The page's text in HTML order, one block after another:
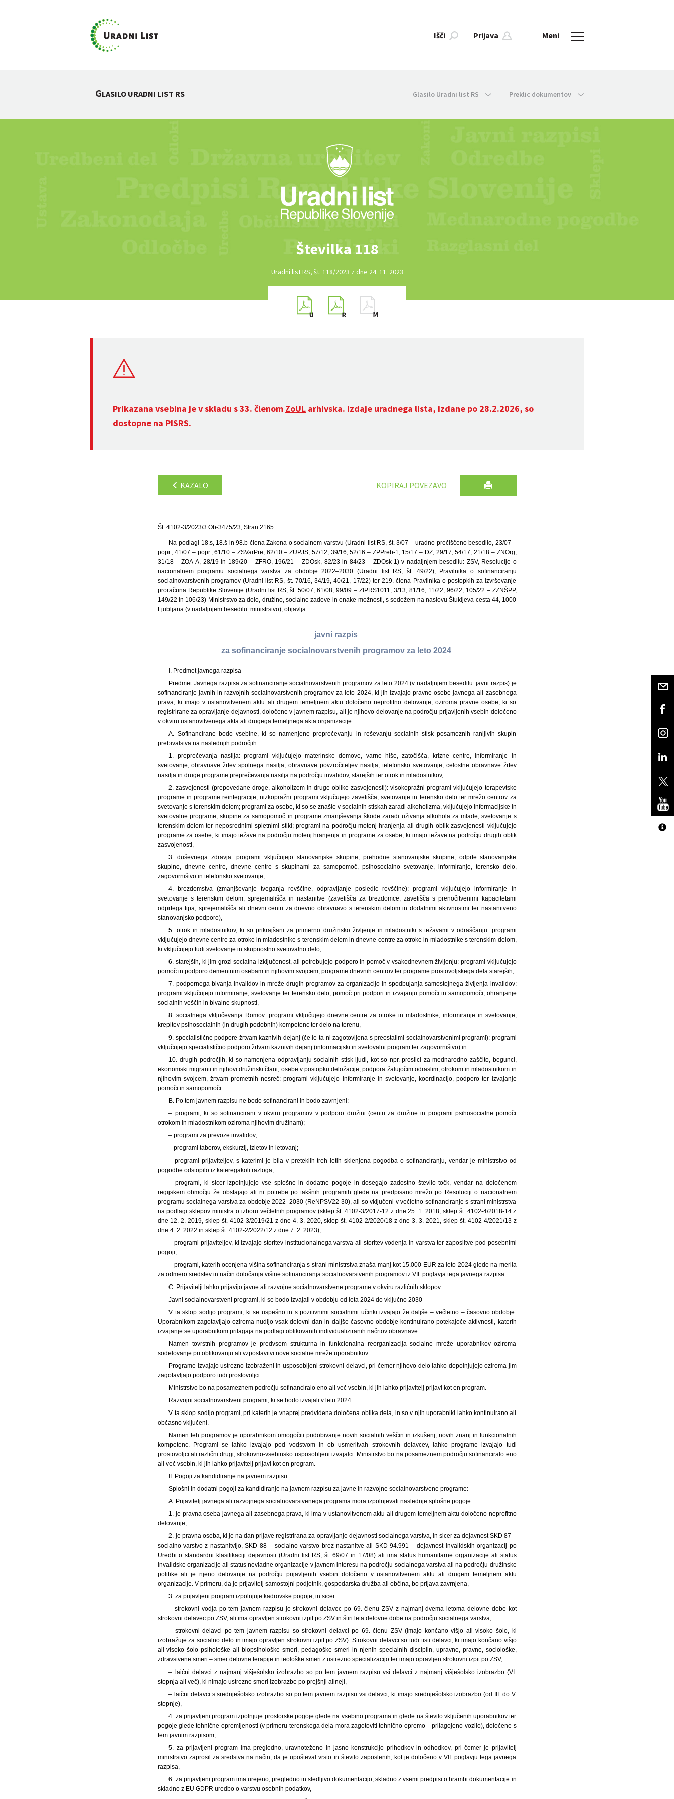
Išči Prijava Meni
GLASILO URADNI LIST RS Glasilo Uradni list RS Preklic dokumentov
Številka 118
Uradni list RS, št. 118/2023 z dne 24. 11. 2023
Prikazana vsebina je v skladu s 33. členom ZoUL arhivska. Izdaje uradnega lista, izdane po 28.2.2026, so
dostopne na PISRS.
KAZALO KOPIRAJ POVEZAVO
Št. 4102-3/2023/3 Ob-3475/23, Stran 2165
Na podlagi 18.s, 18.š in 98.b člena Zakona o socialnem varstvu (Uradni list RS, št. 3/07 – uradno prečiščeno besedilo, 23/07 –
popr., 41/07 – popr., 61/10 – ZSVarPre, 62/10 – ZUPJS, 57/12, 39/16, 52/16 – ZPPreb-1, 15/17 – DZ, 29/17, 54/17, 21/18 – ZNOrg,
31/18 – ZOA-A, 28/19 in 189/20 – ZFRO, 196/21 – ZDOsk, 82/23 in 84/23 – ZDOsk-1) v nadaljnjem besedilu: ZSV, Resolucije o
nacionalnem programu socialnega varstva za obdobje 2022–2030 (Uradni list RS, št. 49/22), Pravilnika o sofinanciranju
socialnovarstvenih programov (Uradni list RS, št. 70/16, 34/19, 40/21, 17/22) ter 219. člena Pravilnika o postopkih za izvrševanje
proračuna Republike Slovenije (Uradni list RS, št. 50/07, 61/08, 99/09 – ZIPRS1011, 3/13, 81/16, 11/22, 96/22, 105/22 – ZZNŠPP,
149/22 in 106/23) Ministrstvo za delo, družino, socialne zadeve in enake možnosti, s sedežem na naslovu Štukljeva cesta 44, 1000
Ljubljana (v nadaljnjem besedilu: ministrstvo), objavlja
javni razpis
za sofinanciranje socialnovarstvenih programov za leto 2024
I. Predmet javnega razpisa
Predmet Javnega razpisa za sofinanciranje socialnovarstvenih programov za leto 2024 (v nadaljnjem besedilu: javni razpis) je
sofinanciranje javnih in razvojnih socialnovarstvenih programov za leto 2024, ki jih izvajajo pravne osebe javnega ali zasebnega
prava, ki imajo v ustanovitvenem aktu ali drugem temeljnem aktu določeno neprofitno delovanje, oziroma pravne osebe, ki so
registrirane za opravljanje dejavnosti, določene v javnem razpisu, ali je njihovo delovanje na področju prijavljenih vsebin določeno
v okviru ustanovitvenega akta ali drugega temeljnega akta organizacije.
A. Sofinancirane bodo vsebine, ki so namenjene preprečevanju in reševanju socialnih stisk posameznih ranljivih skupin
prebivalstva na naslednjih področjih:
1. preprečevanja nasilja: programi vključujejo materinske domove, varne hiše, zatočišča, krizne centre, informiranje in
svetovanje, obravnave žrtev spolnega nasilja, obravnave povzročiteljev nasilja, telefonsko svetovanje, celostne obravnave žrtev
nasilja in druge programe preprečevanja nasilja na področju invalidov, starejših ter otrok in mladostnikov,
2. zasvojenosti (prepovedane droge, alkoholizem in druge oblike zasvojenosti): visokopražni programi vključujejo terapevtske
programe in programe reintegracije; nizkopražni programi vključujejo zavetišča, svetovanje in terensko delo ter mrežo centrov za
svetovanje s terenskim delom; programi za osebe, ki so se znašle v socialnih stiskah zaradi alkoholizma, vključujejo informacijske in
svetovalne programe, skupine za samopomoč in programe zmanjševanja škode zaradi uživanja alkohola za mlade, svetovanje s
terenskim delom ter neposrednimi spletnimi stiki; programi na področju motenj hranjenja ali drugih oblik zasvojenosti vključujejo
programe za osebe, ki imajo težave na področju motenj hranjenja in programe za osebe, ki imajo težave na področju drugih oblik
zasvojenosti,
3. duševnega zdravja: programi vključujejo stanovanjske skupine, prehodne stanovanjske skupine, odprte stanovanjske
skupine, dnevne centre, dnevne centre s skupinami za samopomoč, psihosocialno svetovanje, informiranje, terensko delo,
zagovorništvo in telefonsko svetovanje,
4. brezdomstva (zmanjševanje tveganja revščine, odpravljanje posledic revščine): programi vključujejo informiranje in
svetovanje s terenskim delom, sprejemališča in nastanitve (zavetišča za brezdomce, zavetišča s prenočitvenimi kapacitetami
odprtega tipa, sprejemališča ali dnevni centri za dnevno obravnavo s terenskim delom in dodatnimi aktivnostmi ter nastanitveno
stanovanjsko podporo),
5. otrok in mladostnikov, ki so prikrajšani za primerno družinsko življenje in mladostniki s težavami v odraščanju: programi
vključujejo dnevne centre za otroke in mladostnike s terenskim delom in dnevne centre za otroke in mladostnike s terenskim delom,
ki vključujejo tudi svetovanje in skupnostno svetovalno delo,
6. starejših, ki jim grozi socialna izključenost, ali potrebujejo podporo in pomoč v vsakodnevnem življenju: programi vključujejo
pomoč in podporo dementnim osebam in njihovim svojcem, programe dnevnih centrov ter programe prostovoljskega dela starejših,
7. podpornega bivanja invalidov in mreže drugih programov za organizacijo in spodbujanja samostojnega življenja invalidov:
programi vključujejo informiranje, svetovanje ter terensko delo, pomoč pri podpori in izvajanju pomoči in samopomoči, ohranjanje
socialnih veščin in bivalne skupnosti,
8. socialnega vključevanja Romov: programi vključujejo dnevne centre za otroke in mladostnike, informiranje in svetovanje,
krepitev psihosocialnih (in drugih podobnih) kompetenc ter delo na terenu,
9. specialistične podpore žrtvam kaznivih dejanj (če le-ta ni zagotovljena s preostalimi socialnovarstvenimi programi): programi
vključujejo specialistično podporo žrtvam kaznivih dejanj (informacijski in svetovalni program ter zagovorništvo) in
10. drugih področjih, ki so namenjena odpravljanju socialnih stisk ljudi, kot so npr. prosilci za mednarodno zaščito, begunci,
ekonomski migranti in njihovi družinski člani, osebe v postopku deložacije, podpora žalujočim odraslim, otrokom in mladostnikom in
njihovim svojcem, žrtvam prometnih nesreč: programi vključujejo informiranje in svetovanje, koordinacijo, podporo ter izvajanje
pomoči in samopomoči.
B. Po tem javnem razpisu ne bodo sofinancirani in bodo zavrnjeni:
– programi, ki so sofinancirani v okviru programov v podporo družini (centri za družine in programi psihosocialne pomoči
otrokom in mladostnikom oziroma njihovim družinam);
– programi za prevoze invalidov;
– programi taborov, ekskurzij, izletov in letovanj;
– programi prijaviteljev, s katerimi je bila v preteklih treh letih sklenjena pogodba o sofinanciranju, vendar je ministrstvo od
pogodbe odstopilo iz kateregakoli razloga;
– programi, ki sicer izpolnjujejo vse splošne in dodatne pogoje in dosegajo zadostno število točk, vendar na določenem
regijskem območju že obstajajo ali ni potrebe po takšnih programih glede na predpisano mrežo po Resoluciji o nacionalnem
programu socialnega varstva za obdobje 2022–2030 (ReNPSV22-30), ali so vključeni v večletno sofinanciranje s strani ministrstva
na podlagi sklepov ministra o izboru večletnih programov (sklep št. 4102-3/2017-12 z dne 25. 1. 2018, sklep št. 4102-4/2018-14 z
dne 12. 2. 2019, sklep št. 4102-3/2019/21 z dne 4. 3. 2020, sklep št. 4102-2/2020/18 z dne 3. 3. 2021, sklep št. 4102-4/2021/13 z
dne 4. 2. 2022 in sklep št. 4102-2/2022/12 z dne 7. 2. 2023);
– programi prijaviteljev, ki izvajajo storitev institucionalnega varstva ali storitev vodenja in varstva ter zaposlitve pod posebnimi
pogoji;
– programi, katerih ocenjena višina sofinanciranja s strani ministrstva znaša manj kot 15.000 EUR za leto 2024 glede na merila
za odmero sredstev in način določanja višine sofinanciranja socialnovarstvenih programov iz VII. poglavja tega javnega razpisa.
C. Prijavitelji lahko prijavijo javne ali razvojne socialnovarstvene programe v okviru različnih sklopov:
Javni socialnovarstveni programi, ki se bodo izvajali v obdobju od leta 2024 do vključno 2030
V ta sklop sodijo programi, ki se uspešno in s pozitivnimi socialnimi učinki izvajajo že daljše – večletno – časovno obdobje.
Uporabnikom zagotavljajo oziroma nudijo vsak delovni dan in daljše časovno obdobje kontinuirano potekajoče aktivnosti, katerih
izvajanje se uporabnikom prilagaja na podlagi oblikovanih individualiziranih načrtov obravnave.
Namen tovrstnih programov je predvsem strukturna in funkcionalna reorganizacija socialne mreže uporabnikov oziroma
sodelovanje pri oblikovanju ali vzpostavitvi nove socialne mreže uporabnikov.
Programe izvajajo ustrezno izobraženi in usposobljeni strokovni delavci, pri čemer njihovo delo lahko dopolnjujejo oziroma jim
zagotavljajo podporo tudi prostovoljci.
Ministrstvo bo na posameznem področju sofinanciralo eno ali več vsebin, ki jih lahko prijavitelj prijavi kot en program.
Razvojni socialnovarstveni programi, ki se bodo izvajali v letu 2024
V ta sklop sodijo programi, pri katerih je vnaprej predvidena določena oblika dela, in so v njih uporabniki lahko kontinuirano ali
občasno vključeni.
Namen teh programov je uporabnikom omogočiti pridobivanje novih socialnih veščin in izkušenj, novih znanj in funkcionalnih
kompetenc. Programi se lahko izvajajo pod vodstvom in ob usmeritvah strokovnih delavcev, lahko programe izvajajo tudi
prostovoljci ali različni drugi, strokovno-vsebinsko usposobljeni izvajalci. Ministrstvo bo na posameznem področju sofinanciralo eno
ali več vsebin, ki jih lahko prijavitelj prijavi kot en program.
II. Pogoji za kandidiranje na javnem razpisu
Splošni in dodatni pogoji za kandidiranje na javnem razpisu za javne in razvojne socialnovarstvene programe:
A. Prijavitelj javnega ali razvojnega socialnovarstvenega programa mora izpolnjevati naslednje splošne pogoje:
1. je pravna oseba javnega ali zasebnega prava, ki ima v ustanovitvenem aktu ali drugem temeljnem aktu določeno neprofitno
delovanje,
2. je pravna oseba, ki je na dan prijave registrirana za opravljanje dejavnosti socialnega varstva, in sicer za dejavnost SKD 87 –
socialno varstvo z nastanitvijo, SKD 88 – socialno varstvo brez nastanitve ali SKD 94.991 – dejavnost invalidskih organizacij po
Uredbi o standardni klasifikaciji dejavnosti (Uradni list RS, št. 69/07 in 17/08) ali ima status humanitarne organizacije ali status
invalidske organizacije ali status nevladne organizacije v javnem interesu na področju socialnega varstva ali na področju družinske
politike ali je njeno delovanje na področju prijavljenih vsebin določeno v ustanovitvenem aktu ali drugem temeljnem aktu
organizacije. V primeru, da je prijavitelj samostojni podjetnik, gospodarska družba ali občina, bo prijava zavrnjena,
3. za prijavljeni program izpolnjuje kadrovske pogoje, in sicer:
– strokovni vodja po tem javnem razpisu je strokovni delavec po 69. členu ZSV z najmanj dvema letoma delovne dobe kot
strokovni delavec po ZSV, ali ima opravljen strokovni izpit po ZSV in štiri leta delovne dobe na področju socialnega varstva,
– strokovni delavci po tem javnem razpisu so strokovni delavci po 69. členu ZSV (imajo končano višjo ali visoko šolo, ki
izobražuje za socialno delo in imajo opravljen strokovni izpit po ZSV). Strokovni delavci so tudi tisti delavci, ki imajo končano višjo
ali visoko šolo psihološke ali biopsihološke smeri, pedagoške smeri in njenih specialnih disciplin, upravne, pravne, sociološke,
zdravstvene smeri – smer delovne terapije in teološke smeri z ustrezno specializacijo ter imajo opravljen strokovni izpit po ZSV,
– laični delavci z najmanj višješolsko izobrazbo so po tem javnem razpisu vsi delavci z najmanj višješolsko izobrazbo (VI.
stopnja ali več), ki nimajo ustrezne smeri izobrazbe po prejšnji alineji,
– laični delavci s srednješolsko izobrazbo so po tem javnem razpisu vsi delavci, ki imajo srednješolsko izobrazbo (od III. do V.
stopnje),
4. za prijavljeni program izpolnjuje prostorske pogoje glede na vsebino programa in glede na število vključenih uporabnikov ter
pogoje glede tehnične opremljenosti (v primeru terenskega dela mora zagotoviti tehnično opremo – prilagojeno vozilo), določene s
tem javnim razpisom,
5. za prijavljeni program ima pregledno, uravnoteženo in jasno konstrukcijo prihodkov in odhodkov, pri čemer je prijavitelj
ministrstvo zaprosil za sredstva na način, da je upošteval vrsto in število zaposlenih, kot je določeno v VII. poglavju tega javnega
razpisa,
6. za prijavljeni program ima urejeno, pregledno in sledljivo dokumentacijo, skladno z vsemi predpisi o hrambi dokumentacije in
skladno z EU GDPR uredbo o varstvu osebnih podatkov,